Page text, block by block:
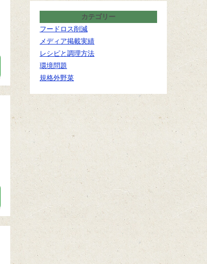
カテゴリー
フードロス削減
メディア掲載実績
レシピと調理方法
環境問題
規格外野菜